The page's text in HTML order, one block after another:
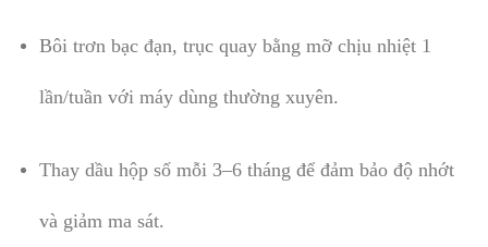
Bôi trơn bạc đạn, trục quay bằng mỡ chịu nhiệt 1
lần/tuần với máy dùng thường xuyên.
Thay dầu hộp số mỗi 3–6 tháng để đảm bảo độ nhớt
và giảm ma sát.